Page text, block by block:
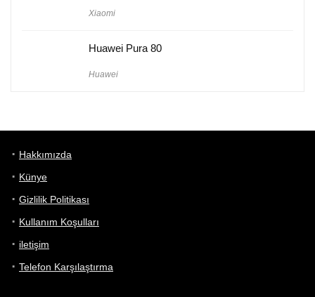
Xiaomi
Huawei Pura 80
Huawei
Hakkımızda
Künye
Gizlilik Politikası
Kullanım Koşulları
iletişim
Telefon Karşılaştırma